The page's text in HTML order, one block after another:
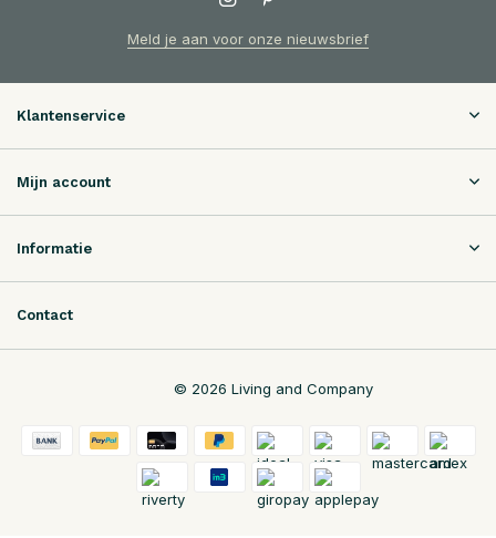
Meld je aan voor onze nieuwsbrief
Klantenservice
Mijn account
Informatie
Contact
© 2026 Living and Company